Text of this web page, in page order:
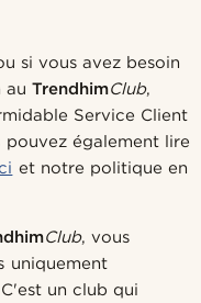
si vous avez besoin
au TrendhimClub,
Service Client
également lire
et notre politique en
Club, vous
uniquement
un club qui